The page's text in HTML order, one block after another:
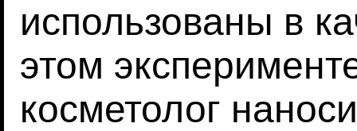
использованы в
этом
косметолог